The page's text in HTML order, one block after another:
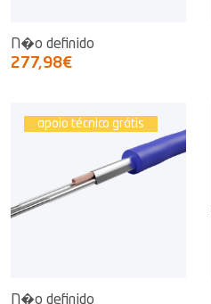
N�o definido
277,98€
apoio técnico grátis
N�o definido